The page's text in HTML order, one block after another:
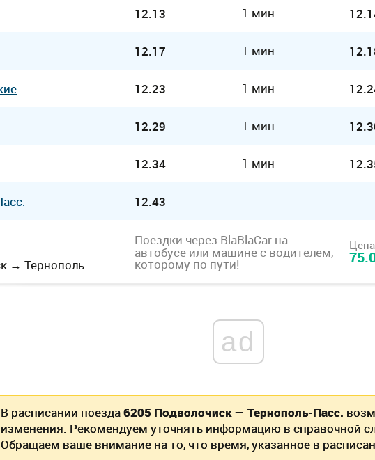
12.13 1 мин
12.17 1 мин
12.23 1 мин
12.29 1 мин
12.34 1 мин
12.43
→ Тернополь
Поездки через BlaBlaCar на
автобусе или машине с водителем,
которому по пути!
ad
В расписании поезда6205 Подволочиск — Тернополь-Пасс.
изменения. Рекомендуем уточнять информацию в справочной
Обращаем ваше внимание на то, что время, указанное в